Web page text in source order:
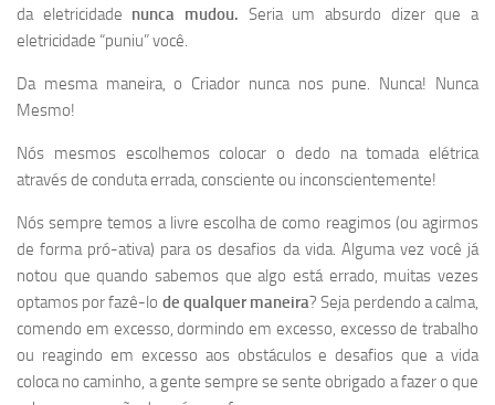
da eletricidade nunca mudou. Seria um absurdo dizer que a
eletricidade “puniu” você.
Da mesma maneira, o Criador nunca nos pune. Nunca! Nunca
Mesmo!
Nós mesmos escolhemos colocar o dedo na tomada elétrica
através de conduta errada, consciente ou inconscientemente!
Nós sempre temos a livre escolha de como reagimos (ou agirmos
de forma pró-ativa) para os desafios da vida. Alguma vez você já
notou que quando sabemos que algo está errado, muitas vezes
optamos por fazê-lo de qualquer maneira? Seja perdendo a calma,
comendo em excesso, dormindo em excesso, excesso de trabalho
ou reagindo em excesso aos obstáculos e desafios que a vida
coloca no caminho, a gente sempre se sente obrigado a fazer o que